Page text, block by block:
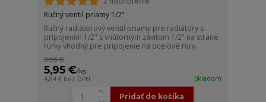
Ručný ventil priamy 1/2"
Ručný radiátorový ventil priamy pre radiátory s
pripojením 1/2" s vnútorným závitom 1/2" na strane
rúrky vhodný pre pripojenie na oceľové rúry.
9,93 €
5,95 €/ks
4,84 € bez DPH Skladom
Pridať do košíka